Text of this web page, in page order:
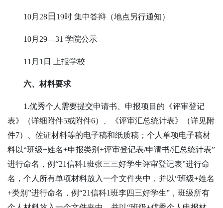
10月28 日 19时 集中答辩（地点另行通知）
10月29—31 学院公示
11 月 1 日 上报学校
六、材料要求
1.优秀个人需要提交申请书、申报项目的《评审登记
表》（详细附件5或附件6）、《评审汇总统计表》（详见附
件7）、佐证材料等的电子稿和纸质稿；个人单项电子稿材
料以“班级+姓名+申报类别+评审登记表/申请书/汇总统计表”
进行命名，例“21信科1班张三三好学生评审登记表”进行命
名，个人所有单项材料放入一个文件夹中，并以“班级+姓名
+类别”进行命名，例“21信科1班李四三好学生”，班级所有